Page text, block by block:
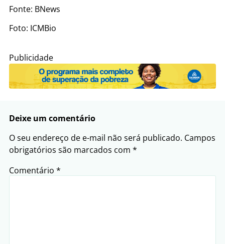
Fonte: BNews
Foto: ICMBio
Publicidade
Deixe um comentário
O seu endereço de e-mail não será publicado. Campos
obrigatórios são marcados com *
Comentário *